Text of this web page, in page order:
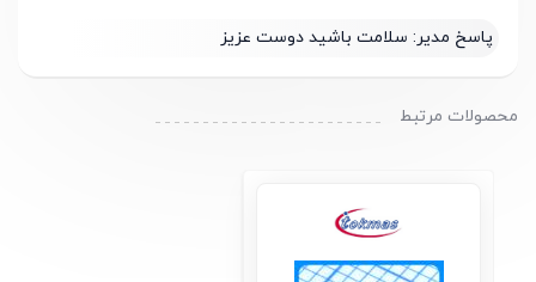
پاسخ مدیر: سلامت باشید دوست عزیز
محصولات مرتبط